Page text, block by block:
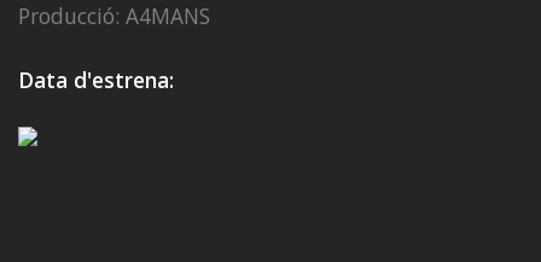
Producció: A4MANS
Data d'estrena: